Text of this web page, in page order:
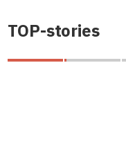
TOP-stories